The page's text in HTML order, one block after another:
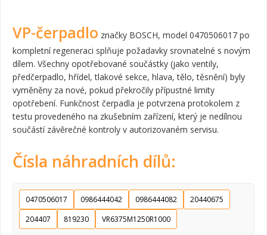
VP-čerpadlo značky BOSCH, model 0470506017 po
kompletní regeneraci splňuje požadavky srovnatelné s novým
dílem. Všechny opotřebované součástky (jako ventily,
předčerpadlo, hřídel, tlakové sekce, hlava, tělo, těsnění) byly
vyměněny za nové, pokud překročily přípustné limity
opotřebení. Funkčnost čerpadla je potvrzena protokolem z
testu provedeného na zkušebním zařízení, který je nedílnou
součástí závěrečné kontroly v autorizovaném servisu.
Čísla náhradních dílů:
0470506017 0986444042 0986444082
20440675
204407
819230 VR6375M1250R1000